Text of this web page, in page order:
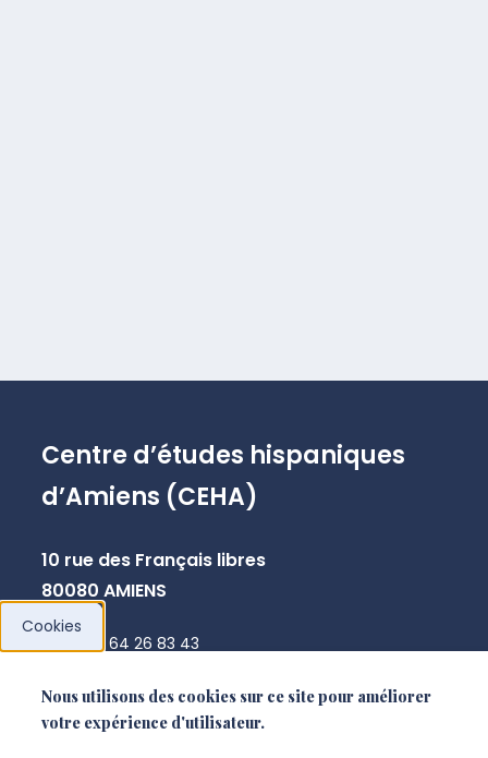
Centre d’études hispaniques
d’Amiens (CEHA)
10 rue des Français libres
80080 AMIENS
+33 3 64 26 83 43
NOUS CONTACTER
Cookies
Nous utilisons des cookies sur ce site pour améliorer
votre expérience d'utilisateur.